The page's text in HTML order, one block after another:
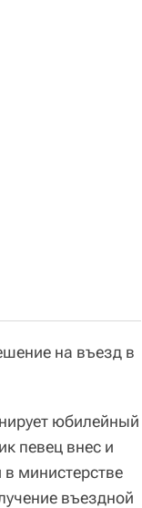
на въезд в
юбилейный
певец внес и
министерстве
въездной